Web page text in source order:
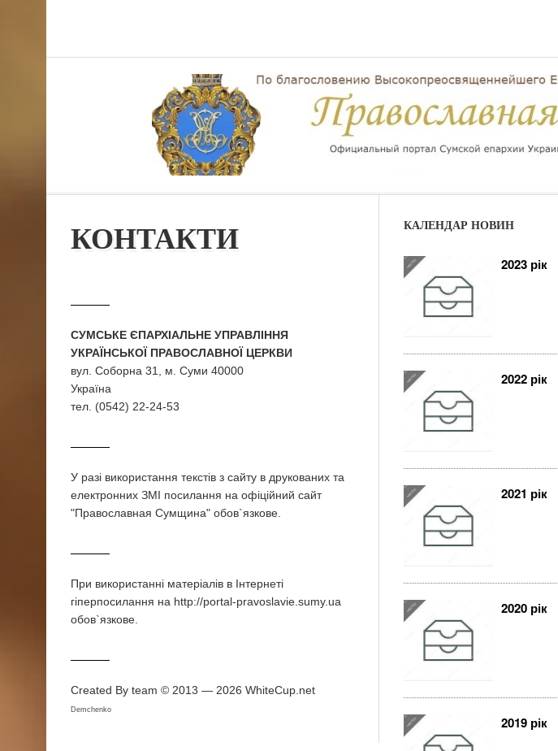
КОНТАКТИ
СУМСЬКЕ ЄПАРХІАЛЬНЕ УПРАВЛІННЯ
УКРАЇНСЬКОЇ ПРАВОСЛАВНОЇ ЦЕРКВИ
вул. Соборна 31, м. Суми 40000
Україна
тел. (0542) 22-24-53
У разi використання текстiв з сайту в друкованих та
електронних ЗМI посилання на офіційний сайт
"Православная Сумщина" обов`язкове.
При використаннi матерiалiв в Iнтернетi
гiперпосилання на http://portal-pravoslavie.sumy.ua
обов`язкове.
Created By team © 2013 — 2026 WhiteCup.net
Demchenko
КАЛЕНДАР НОВИН
2023 рік
2022 рік
2021 рік
2020 рік
2019 рік